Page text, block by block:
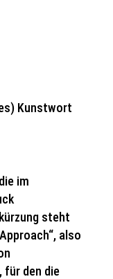
Kunstwort
im
steht
also
für den die